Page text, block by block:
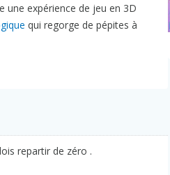
une expérience de jeu en 3D
qui regorge de pépites à
repartir de zéro .